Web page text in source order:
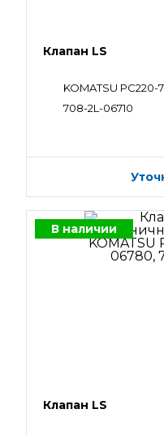
Клапан LS
KOMATSU PC220-7
708-2L-06710
В наличии
Клапан LS